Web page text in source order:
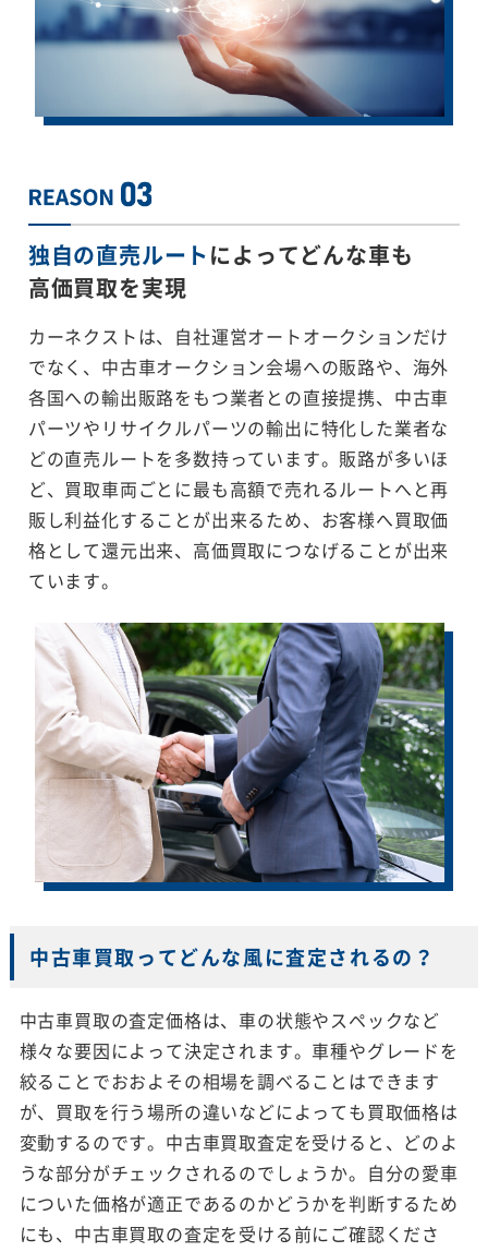
独自の直売ルートによってどんな車も
高価買取を実現
カーネクストは、自社運営オートオークションだけ
でなく、中古車オークション会場への販路や、海外
各国への輸出販路をもつ業者との直接提携、中古車
パーツやリサイクルパーツの輸出に特化した業者な
どの直売ルートを多数持っています。販路が多いほ
ど、買取車両ごとに最も高額で売れるルートへと再
販し利益化することが出来るため、お客様へ買取価
格として還元出来、高価買取につなげることが出来
ています。
中古車買取ってどんな風に査定されるの？
中古車買取の査定価格は、車の状態やスペックなど
様々な要因によって決定されます。車種やグレードを
絞ることでおおよその相場を調べることはできます
が、買取を行う場所の違いなどによっても買取価格は
変動するのです。中古車買取査定を受けると、どのよ
うな部分がチェックされるのでしょうか。自分の愛車
についた価格が適正であるのかどうかを判断するため
にも、中古車買取の査定を受ける前にご確認くださ